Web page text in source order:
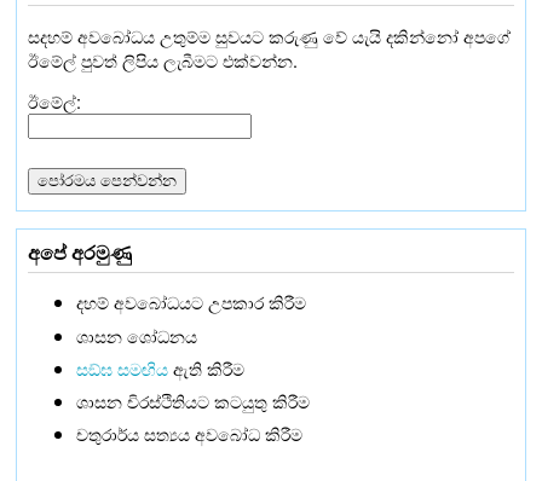
සදහම් අවබෝධය උතුම්ම සුවයට කරුණු වේ යැයි දකින්නෝ අපගේ
ඊමේල් පුවත් ලිපිය ලැබීමට එක්වන්න.
ඊමේල්:
අපේ අරමුණු
දහම් අවබෝධයට උපකාර කිරීම
ශාසන ශෝධනය
සඞ්‌ඝ සමඟියඇති කිරීම
ශාසන චිරස්ථිතියට කටයුතු කිරීම
චතුරාර්ය සත්‍යය අවබෝධ කිරීම